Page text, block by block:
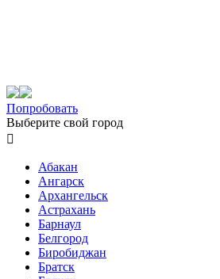
Попробовать
Выберите свой город

Абакан
Ангарск
Архангельск
Астрахань
Барнаул
Белгород
Биробиджан
Братск